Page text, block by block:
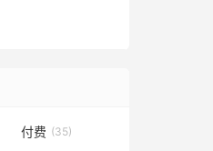
付费 (35)